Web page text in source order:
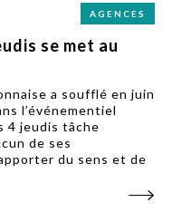
AGENCES
se met au
a soufflé en juin
l’événementiel
4 jeudis tâche
de ses
du sens et de